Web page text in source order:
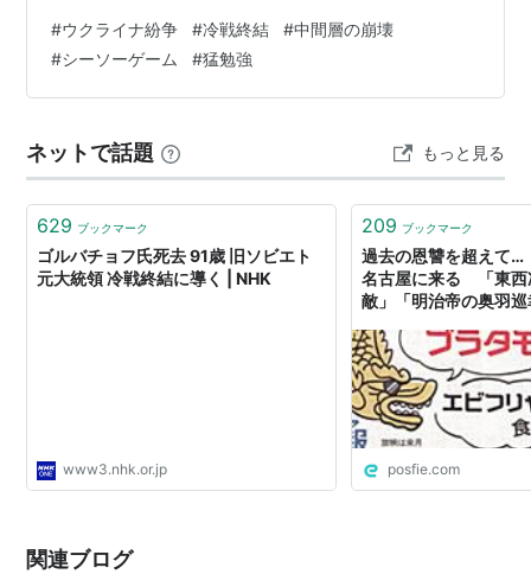
る。今トランプがややこしい事を更にややこしくしてる
事で話題になってるが、ワタクシ個人の感想としては
「ムチャクチャだけど、まぁトランプの気持ちも分から
今回のコレは「アメリカが３割、ヨーロッパが７割悪
い」ってのが正直な感想だからである…
#ウクライナ紛争 #冷戦終結 #中間層の崩壊
#シーソーゲーム #猛勉強
ネットで話題 もっと見る
629 ブックマーク
ゴルバチョフ氏死去 91歳 旧ソビエト
元大統領 冷戦終結に導く | NHK
www3.nhk.or.jp
209 ブックマーク
過去の恩讐を超えて…
名古屋に来る 「東西
敵」「明治帝の奥羽
posfie.com
関連ブログ